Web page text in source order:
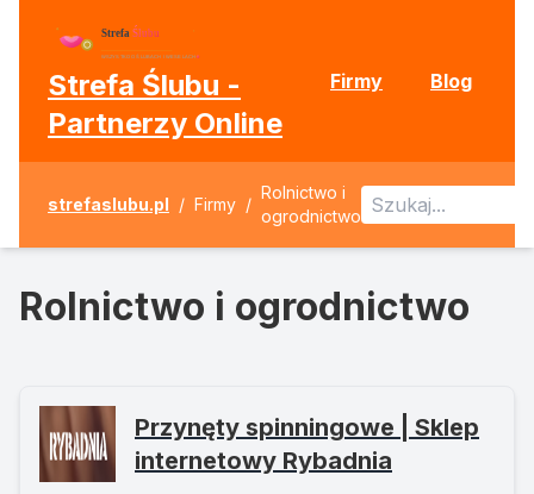
Strefa Ślubu -
Partnerzy Online
Firmy Blog
strefaslubu.pl / Firmy /
Rolnictwo i
ogrodnictwo
Rolnictwo i ogrodnictwo
Przynęty spinningowe | Sklep
internetowy Rybadnia